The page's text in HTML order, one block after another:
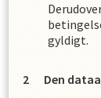
gyldigt.
Den